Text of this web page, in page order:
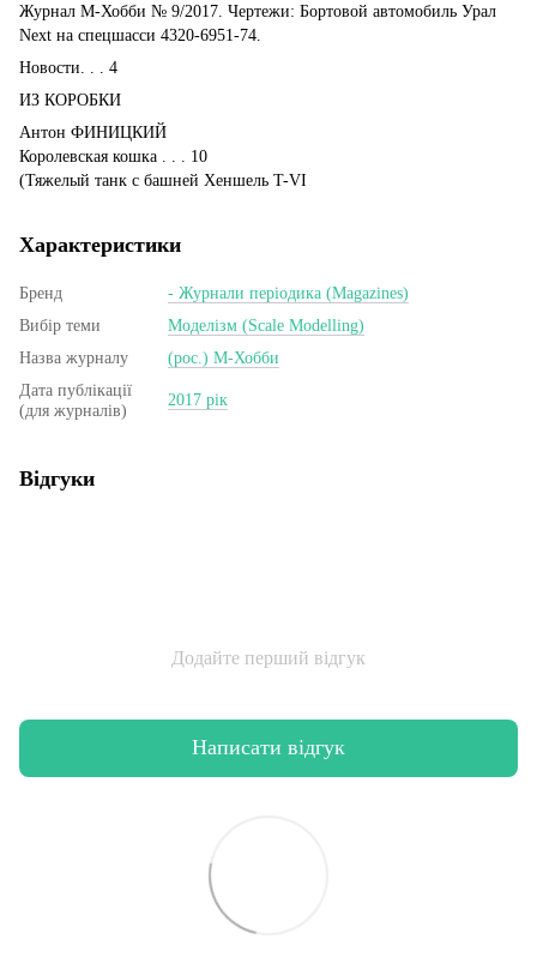
Журнал М-Хобби № 9/2017. Чертежи: Бортовой автомобиль Урал
Next на спецшасси 4320-6951-74.
Новости. . . 4
ИЗ КОРОБКИ
Антон ФИНИЦКИЙ
Королевская кошка . . . 10
(Тяжелый танк с башней Хеншель T-VI
Характеристики
Бренд
- Журнали періодика (Magazines)
Вибір теми
Моделізм (Scale Modelling)
Назва журналу
(рос.) М-Хобби
Дата публікації
(для журналів)
2017 рік
Відгуки
Додайте перший відгук
Написати відгук